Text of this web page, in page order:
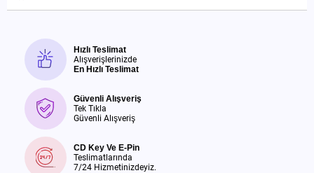
Hızlı Teslimat
Alışverişlerinizde
En Hızlı Teslimat
Güvenli Alışveriş
Tek Tıkla
Güvenli Alışveriş
CD Key Ve E-Pin
Teslimatlarında
7/24 Hizmetinizdeyiz.